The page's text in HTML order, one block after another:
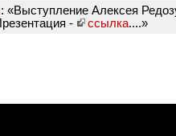
: «Выступление Алексея
- ссылка....»